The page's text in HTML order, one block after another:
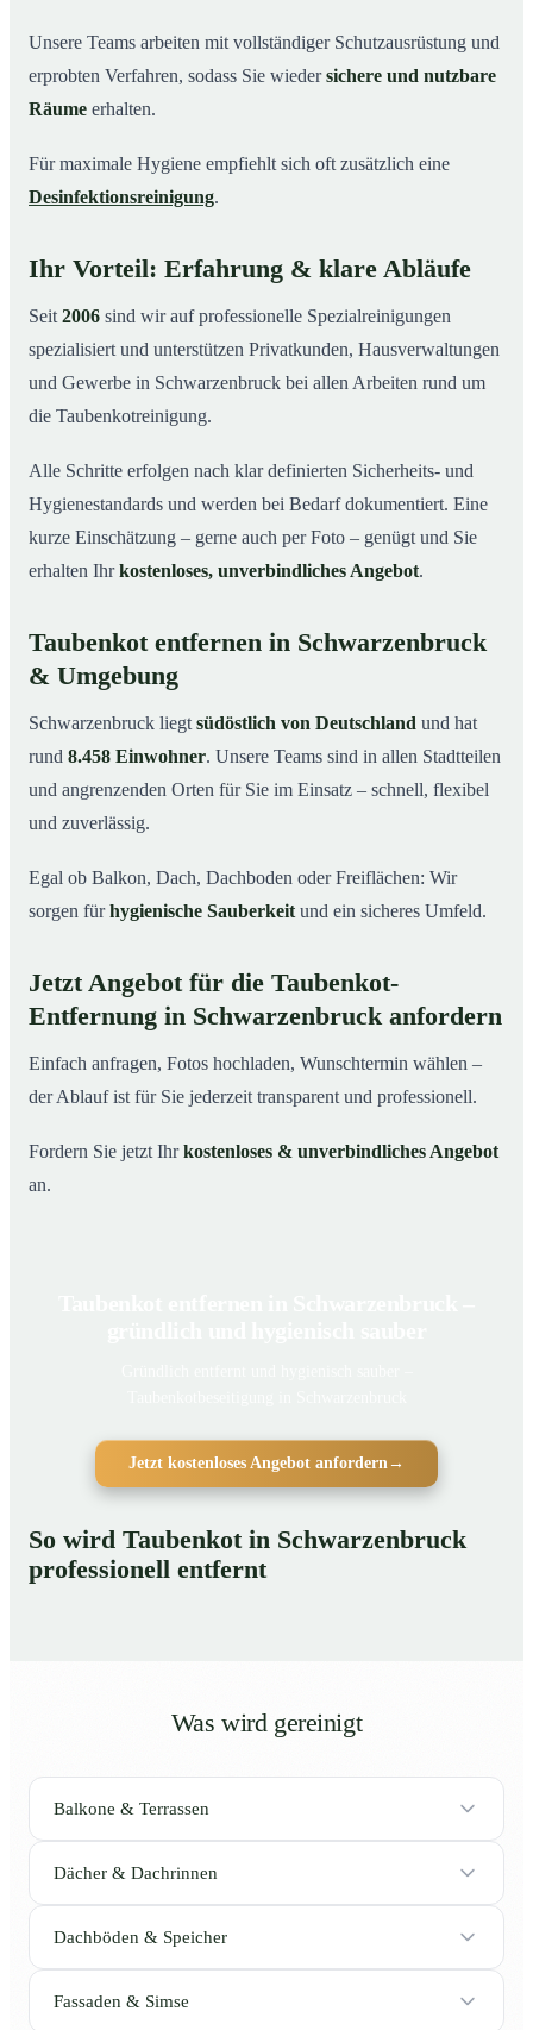
Unsere Teams arbeiten mit vollständiger Schutzausrüstung und
erprobten Verfahren, sodass Sie wiedersichere und nutzbare
Räume erhalten.
Für maximale Hygiene empfiehlt sich oft zusätzlich eine
Desinfektionsreinigung.
Ihr Vorteil: Erfahrung & klare Abläufe
Seit2006 sind wir auf professionelle Spezialreinigungen
spezialisiert und unterstützen Privatkunden, Hausverwaltungen
und Gewerbe in Schwarzenbruck bei allen Arbeiten rund um
die Taubenkotreinigung.
Alle Schritte erfolgen nach klar definierten Sicherheits- und
Hygienestandards und werden bei Bedarf dokumentiert. Eine
kurze Einschätzung – gerne auch per Foto – genügt und Sie
erhalten Ihrkostenloses, unverbindliches Angebot.
Taubenkot entfernen in Schwarzenbruck
& Umgebung
Schwarzenbruck liegtsüdöstlich von Deutschland und hat
rund 8.458 Einwohner. Unsere Teams sind in allen Stadtteilen
und angrenzenden Orten für Sie im Einsatz – schnell, flexibel
und zuverlässig.
Egal ob Balkon, Dach, Dachboden oder Freiflächen: Wir
sorgen fürhygienische Sauberkeitund ein sicheres Umfeld.
Jetzt Angebot für die Taubenkot-
Entfernung in Schwarzenbruck anfordern
Einfach anfragen, Fotos hochladen, Wunschtermin wählen –
der Ablauf ist für Sie jederzeit transparent und professionell.
Fordern Sie jetzt Ihrkostenloses & unverbindliches Angebot
an.
Jetzt kostenloses Angebot anfordern→
So wird Taubenkot in Schwarzenbruck
professionell entfernt
Was wird gereinigt
Balkone & Terrassen
Dächer & Dachrinnen
Dachböden & Speicher
Fassaden & Simse